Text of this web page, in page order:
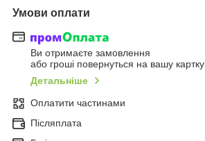
Умови оплати
Ви отримаєте замовлення
або гроші повернуться на вашу картку
Детальніше
Оплатити частинами
Післяплата